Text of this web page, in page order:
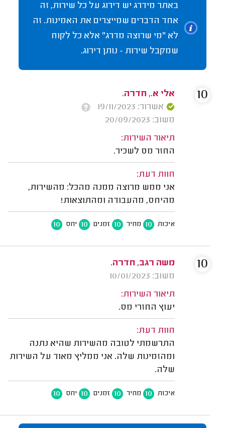
באתר מידרג יש דירוג על כל שירות, זה
אחד הדברים שמייצרים את האמינות. זה
לא "מי שרוצה מדרג" אלא כל לקוח
שמקבל שירות - נותן דירוג.
אלי א., חדרה.
אשרור: 19/11/2023
משוב: 20/09/2023
תיאור השירות:
החזר מס לשכיר.
חוות דעת:
אני ממש מרוצה ממנה מהכל: מהשירות,
מהיחס, מהעבודה ומהתוצאות!
איכות 10 מחיר 10 זמנים 10 יחס 10
10
משה רגב, חדרה.
משוב: 10/01/2023
תיאור השירות:
יעוץ החזרי מס.
חוות דעת:
התרשמתי לטובה מהשירות שהיא נתנה
ומהזמינות שלה. אני ממליץ מאוד על השירות
שלה.
איכות 10 מחיר 10 זמנים 10 יחס 10
10